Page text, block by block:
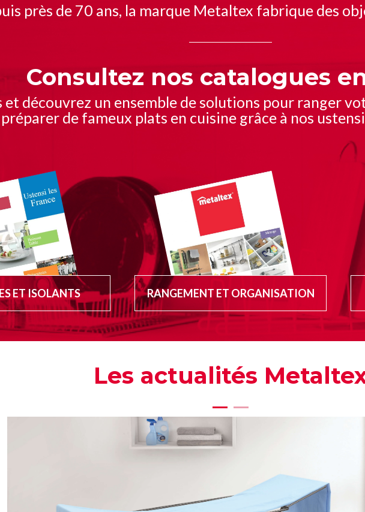
près de 70 ans, la marque Metaltex fabrique des
Consultez nos catalogues
et découvrez un ensemble de solutions pour ranger
préparer de fameux plats en cuisine grâce à nos
ET ISOLANTS RANGEMENT ET ORGANISATION
Les actualités